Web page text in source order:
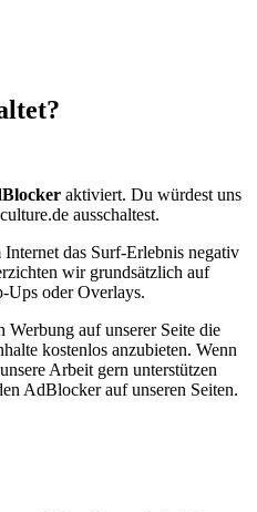
aktiviert. Du würdest uns
ausschaltest.
das Surf-Erlebnis negativ
wir grundsätzlich auf
Ups oder Overlays.
Werbung auf unserer Seite die
kostenlos anzubieten. Wenn
Arbeit gern unterstützen
AdBlocker auf unseren Seiten.